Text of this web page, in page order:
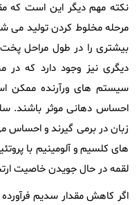
نکته مهم دیگر این است که
مرحله مخلوط کردن تولید می
بیشتری را در طول مراحل
دیگری نیز وجود دارد که در
سیستم های ورآرنده ممکن
احساس دهانی موثر باشند.
زبان در برمی گیرند و
های کلسیم و آلومینیم با
لقمه در حال جویدن خاصیت
اگر کاهش مقدار سدیم